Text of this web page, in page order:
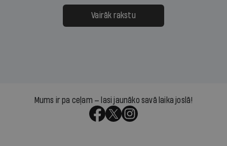
Vairāk rakstu
Mums ir pa ceļam — lasi jaunāko savā laika joslā!